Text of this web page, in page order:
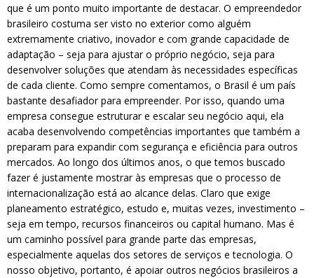
que é um ponto muito importante de destacar. O empreendedor
brasileiro costuma ser visto no exterior como alguém
extremamente criativo, inovador e com grande capacidade de
adaptação – seja para ajustar o próprio negócio, seja para
desenvolver soluções que atendam às necessidades específicas
de cada cliente. Como sempre comentamos, o Brasil é um país
bastante desafiador para empreender. Por isso, quando uma
empresa consegue estruturar e escalar seu negócio aqui, ela
acaba desenvolvendo competências importantes que também a
preparam para expandir com segurança e eficiência para outros
mercados. Ao longo dos últimos anos, o que temos buscado
fazer é justamente mostrar às empresas que o processo de
internacionalização está ao alcance delas. Claro que exige
planeamento estratégico, estudo e, muitas vezes, investimento –
seja em tempo, recursos financeiros ou capital humano. Mas é
um caminho possível para grande parte das empresas,
especialmente aquelas dos setores de serviços e tecnologia. O
nosso objetivo, portanto, é apoiar outros negócios brasileiros a